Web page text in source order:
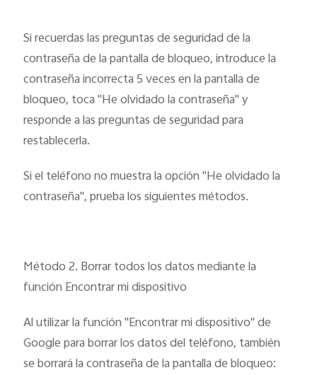
Si recuerdas las preguntas de seguridad de la
contraseña de la pantalla de bloqueo, introduce la
contraseña incorrecta 5 veces en la pantalla de
bloqueo, toca "He olvidado la contraseña" y
responde a las preguntas de seguridad para
restablecerla.
Si el teléfono no muestra la opción "He olvidado la
contraseña", prueba los siguientes métodos.
Método 2. Borrar todos los datos mediante la
función Encontrar mi dispositivo
Al utilizar la función "Encontrar mi dispositivo" de
Google para borrar los datos del teléfono, también
se borrará la contraseña de la pantalla de bloqueo: